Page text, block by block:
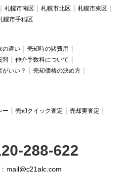
札幌市南区 札幌市北区
札幌市東区
幌市手稲区
の違い
売却時の諸費用
問
仲介手数料について
がいい？
売却価格の決め方
ー 売却クイック査定
売却実査定
288-622
mail@c21alc.com